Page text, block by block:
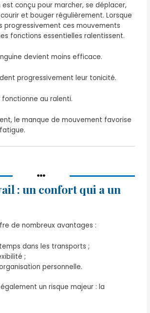
est conçu pour marcher, se déplacer,
et bouger régulièrement. Lorsque
progressivement ces mouvements
fonctions essentielles ralentissent.
devient moins efficace.
progressivement leur tonicité.
au ralenti.
le manque de mouvement favorise
: un confort qui a un
de nombreux avantages :
dans les transports ;
;
personnelle.
un risque majeur : la